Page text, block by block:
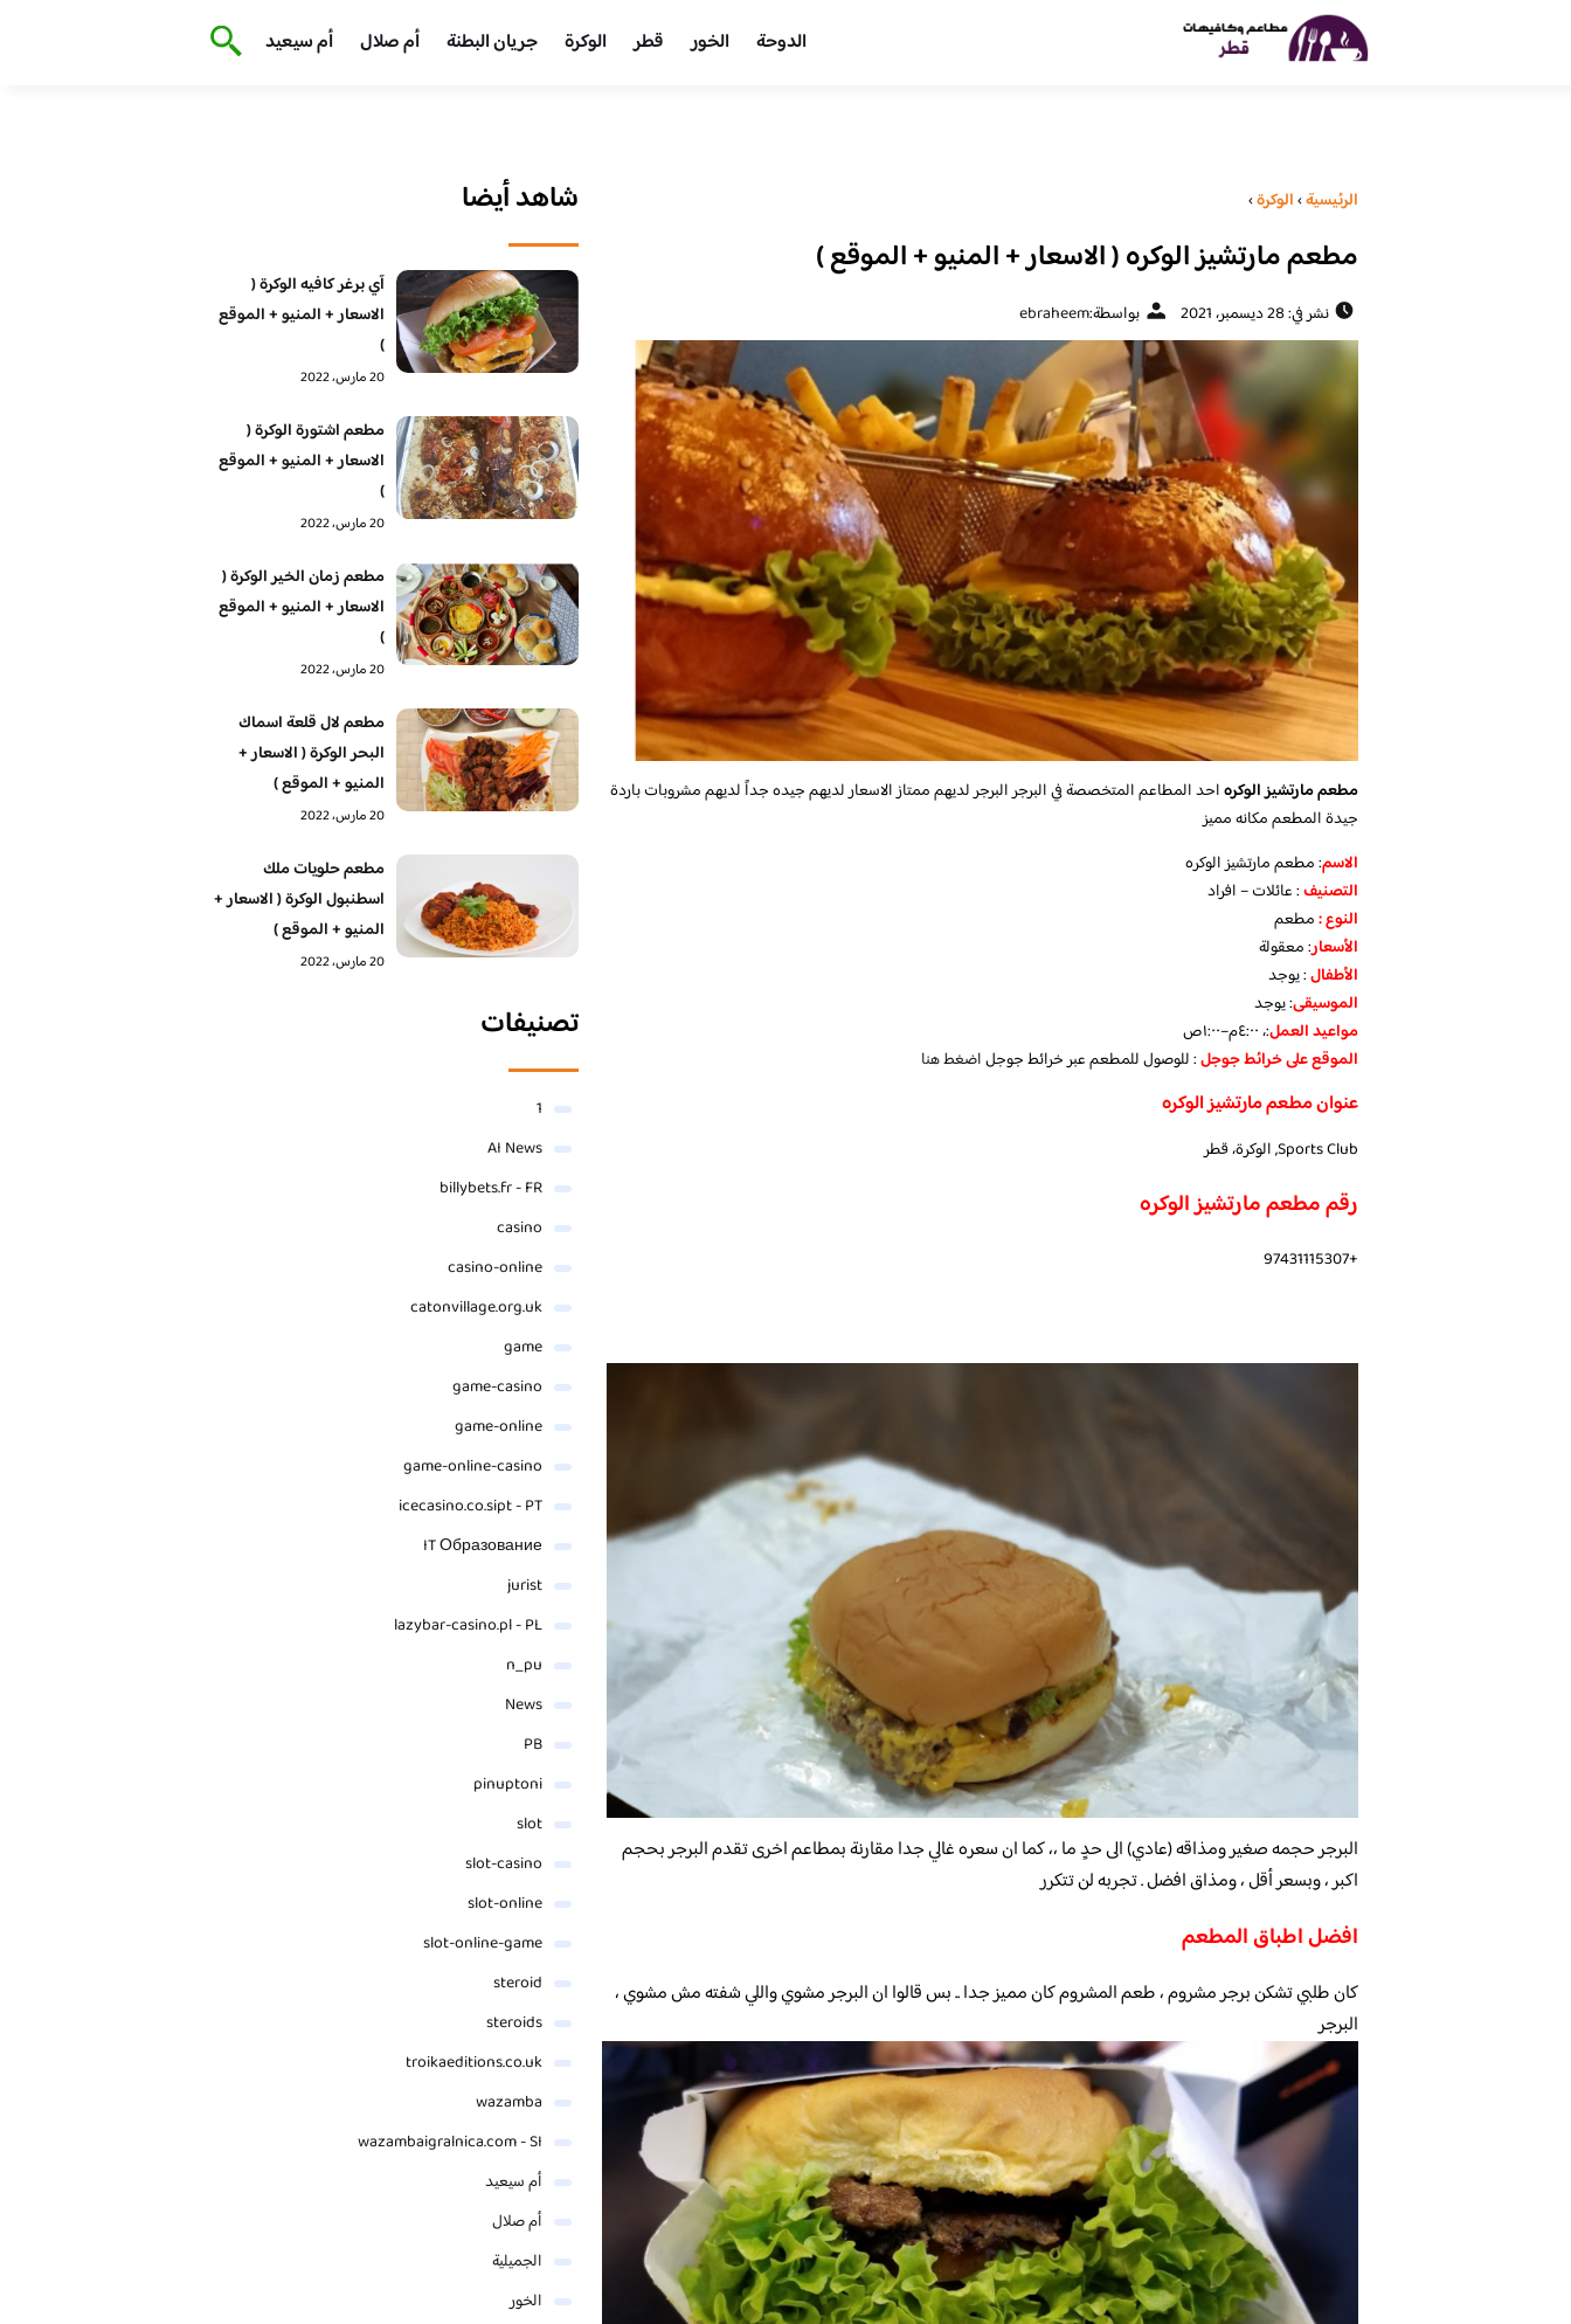
الدوحة الخور قطر الوكرة جريان البطنة أم صلال أم سيعيد
الرئيسية›الوكرة›
مطعم مارتشيز الوكره ( الاسعار + المنيو + الموقع )
نشر في: 28 ديسمبر، 2021 بواسطة:ebraheem
مطعم مارتشيز الوكرهاحد المطاعم المتخصصة في البرجر البرجر لديهم ممتاز الاسعار لديهم جيده جداً لديهم مشروبات باردة
جيدة المطعم مكانه مميز
الاسم: مطعم مارتشيز الوكره
التصنيف: عائلات – افراد
النوع :مطعم
الأسعار:معقولة
الأطفال:يوجد
الموسيقى:يوجد
مواعيد العمل:، ٤:٠٠م–١:٠٠ص
الموقع على خرائط جوجل: للوصول للمطعم عبر خرائط جوجلاضغط هنا
عنوان مطعم مارتشيز الوكره
Sports Club, الوكرة، قطر
رقم مطعم مارتشيز الوكره
+97431115307
البرجر حجمه صغير ومذاقه (عادي) الى حدٍ ما ،، كما ان سعره غالي جدا مقارنة بمطاعم اخرى تقدم البرجر بحجم
اكبر ، وبسعر أقل ، ومذاق افضل . تجربه لن تتكرر
افضل اطباق المطعم
كان طلبي تشكن برجر مشروم ، طعم المشروم كان مميز جدا .. بس قالوا ان البرجر مشوي واللي شفته مش مشوي ،
البرجر
شاهد أيضا
آي برغر كافيه الوكرة (
الاسعار + المنيو + الموقع
)
20 مارس، 2022
مطعم اشتورة الوكرة (
الاسعار + المنيو + الموقع
)
20 مارس، 2022
مطعم زمان الخير الوكرة (
الاسعار + المنيو + الموقع
)
20 مارس، 2022
مطعم لال قلعة اسماك
البحر الوكرة ( الاسعار +
المنيو + الموقع )
20 مارس، 2022
‏مطعم حلويات ملك
اسطنبول الوكرة ( الاسعار +
المنيو + الموقع )
20 مارس، 2022
تصنيفات
1
AI News
billybets.fr - FR
casino
casino-online
catonvillage.org.uk
game
game-casino
game-online
game-online-casino
icecasino.co.sipt - PT
IT Образование
jurist
lazybar-casino.pl - PL
n_pu
News
PB
pinuptoni
slot
slot-casino
slot-online
slot-online-game
steroid
steroids
troikaeditions.co.uk
wazamba
wazambaigralnica.com - SI
أم سيعيد
أم صلال
الجميلية
الخور